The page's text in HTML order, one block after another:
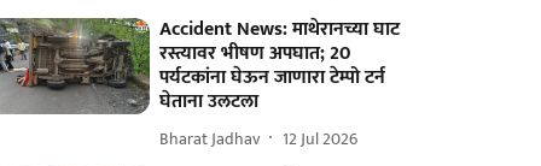
Accident News: माथेरानच्या घाट
रस्त्यावर भीषण अपघात; 20
पर्यटकांना घेऊन जाणारा टेम्पो टर्न
घेताना उलटला
Bharat Jadhav 12 Jul 2026